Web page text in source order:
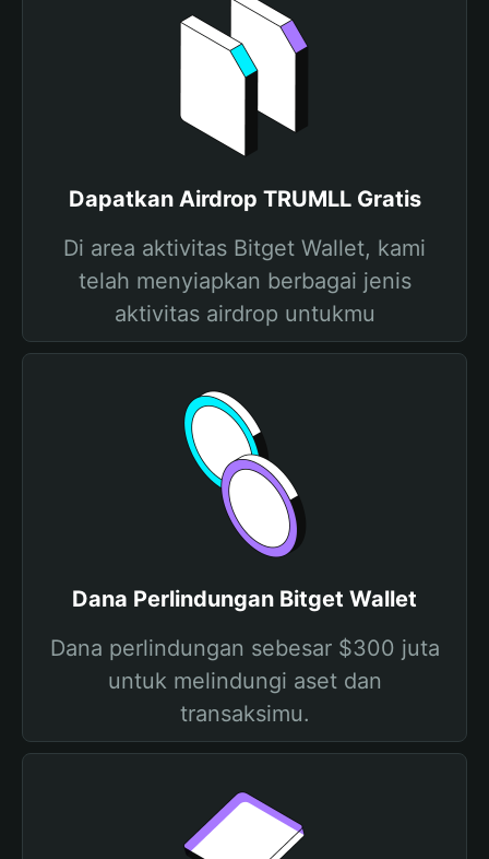
Dapatkan Airdrop TRUMLL Gratis
Di area aktivitas Bitget Wallet, kami
telah menyiapkan berbagai jenis
aktivitas airdrop untukmu
Dana Perlindungan Bitget Wallet
Dana perlindungan sebesar $300 juta
untuk melindungi aset dan
transaksimu.